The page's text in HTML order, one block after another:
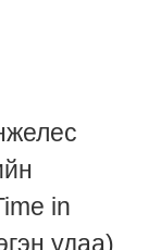
in
удаа)